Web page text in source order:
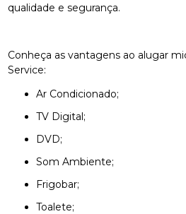
qualidade e segurança.
Conheça as vantagens ao alugar
Service:
Ar Condicionado;
TV Digital;
DVD;
Som Ambiente;
Frigobar;
Toalete;